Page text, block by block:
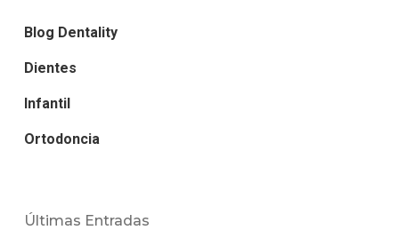
Blog Dentality
Dientes
Infantil
Ortodoncia
Últimas Entradas